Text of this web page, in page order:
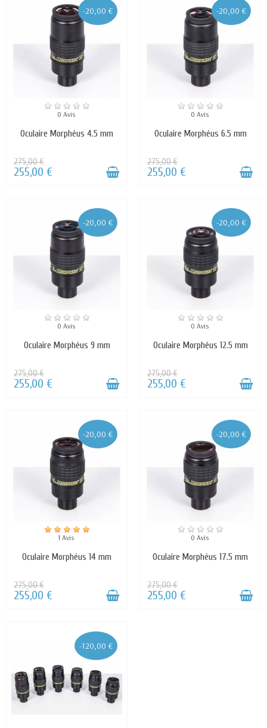
œilletons en caoutchouc souple. Chacun peut être
positionné de 2 façons différentes. Ces nouveaux
œilletons sont conçus pour un dégagement oculaire
et un confort optimal, que vous regardiez avec ou
sans lunettes. Les œilletons constitués de la
capuche offrent un maximum de confort et de
essentiel pour l'observation binoculaire avec des
-20,00 €
0 Avis
Oculaire Morphéus 4.5 mm
275,00 €
255,00 €
-20,00 €
0 Avis
Oculaire Morphéus 6.5 mm
275,00 €
255,00 €
-20,00 €
0 Avis
Oculaire Morphéus 9 mm
275,00 €
255,00 €
-20,00 €
0 Avis
Oculaire Morphéus 12.5 mm
275,00 €
255,00 €
-20,00 €
1 Avis
Oculaire Morphéus 14 mm
275,00 €
255,00 €
-20,00 €
0 Avis
Oculaire Morphéus 17.5 mm
275,00 €
255,00 €
-120,00 €